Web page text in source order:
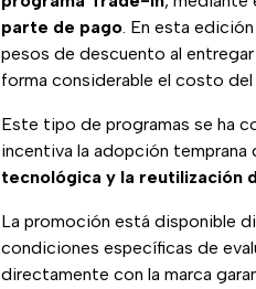
parte de pago. En esta
pesos de descuento al entregar
forma considerable el costo
Este tipo de programas se ha
incentiva la adopción
tecnológica y la reutilización
La promoción está disponible
condiciones específicas de
directamente con la marca